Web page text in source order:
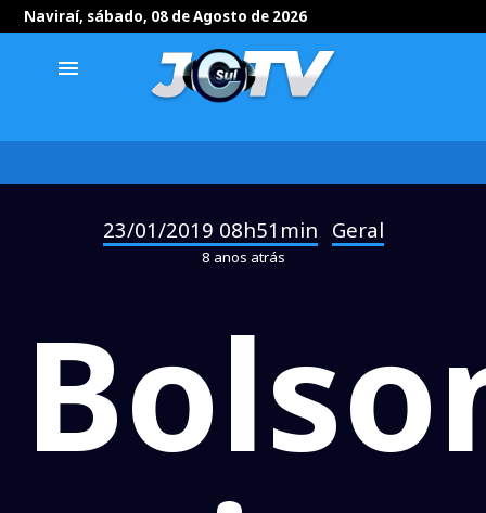
Naviraí, sábado, 08 de Agosto de 2026
menu
23/01/2019 08h51min Geral
8 anos atrás